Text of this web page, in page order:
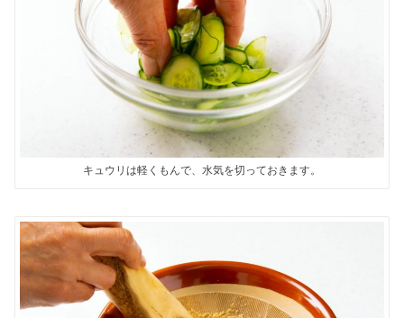
キュウリは軽くもんで、水気を切っておきます。